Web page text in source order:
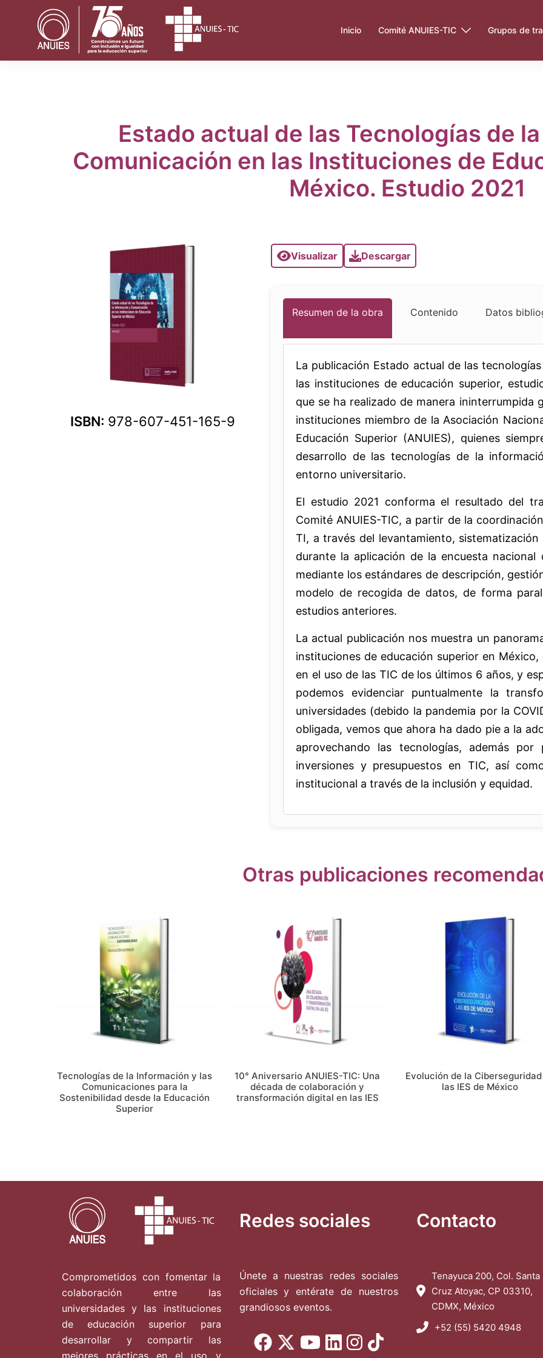
contenido
Inicio Comité ANUIES-TIC Grupos de
Estado actual de las Tecnologías de
Comunicación en las Instituciones de
México. Estudio 2021
ISBN: 978-607-451-165-9
Visualizar Descargar
Resumen de la obra Contenido Datos
La publicación Estado actual de las
las instituciones de educación superior,
que se ha realizado de manera ininterrumpida
instituciones miembro de la Asociación
Educación Superior (ANUIES), quienes
desarrollo de las tecnologías de la
entorno universitario.
El estudio 2021 conforma el resultado del
Comité ANUIES-TIC, a partir de la
TI, a través del levantamiento,
durante la aplicación de la encuesta
mediante los estándares de descripción,
modelo de recogida de datos, de forma
estudios anteriores.
La actual publicación nos muestra un
instituciones de educación superior en
en el uso de las TIC de los últimos 6 años, y
podemos evidenciar puntualmente la
universidades (debido la pandemia por la
obligada, vemos que ahora ha dado pie a la
aprovechando las tecnologías, además
inversiones y presupuestos en TIC, así
institucional a través de la inclusión y equidad.
Otras publicaciones
Tecnologías de la Información y las
Comunicaciones para la
Sostenibilidad desde la Educación
Superior
10° Aniversario ANUIES-TIC: Una
década de colaboración y
transformación digital en las IES
Evolución de la Ciberseguridad
las IES de México
Comprometidos con fomentar la
colaboración entre las
universidades y las instituciones
de educación superior para
desarrollar y compartir las
mejores prácticas en el uso y
Redes sociales
Únete a nuestras redes sociales
oficiales y entérate de nuestros
grandiosos eventos.
Contacto
Tenayuca 200, Col. Santa
Cruz Atoyac, CP 03310,
CDMX, México
+52 (55) 5420 4948